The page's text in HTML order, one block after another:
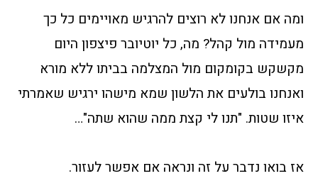
ומה אם אנחנו לא רוצים להרגיש מאויימים כל כך
מעמידה מול קהל? מה, כל יוטיובר פיצפון היום
מקשקש בקומקום מול המצלמה בביתו ללא מורא
ואנחנו בולעים את הלשון שמא מישהו ירגיש שאמרתי
איזו שטות. "תנו לי קצת ממה שהוא שתה"…
אז בואו נדבר על זה ונראה אם אפשר לעזור.